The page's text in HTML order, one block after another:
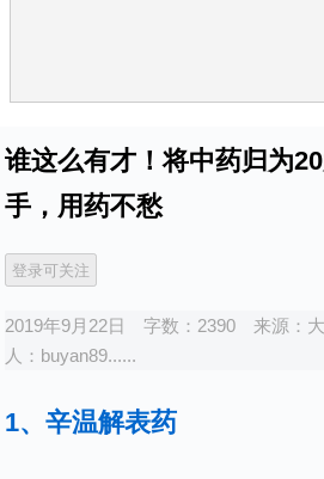
谁这么有才！将中药归为
手，用药不愁
2019年9月22日 字数：2390 来源：
人： buyan89......
1、辛温解表药